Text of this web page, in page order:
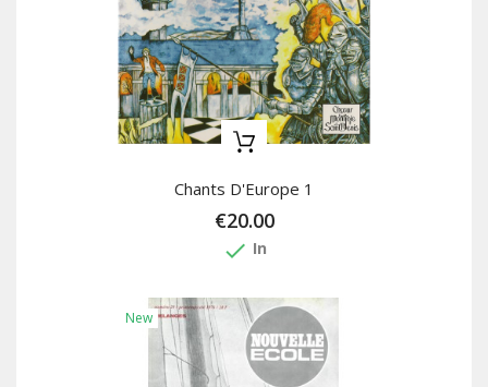
Chants D'Europe 1
€20.00
done In
New